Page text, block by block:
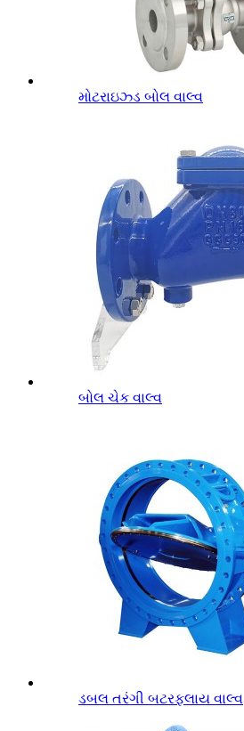
મોટરાઇઝ્ડ બોલ વાલ્વ
બોલ ચેક વાલ્વ
ડબલ તરંગી બટરફ્લાય વાલ્વ